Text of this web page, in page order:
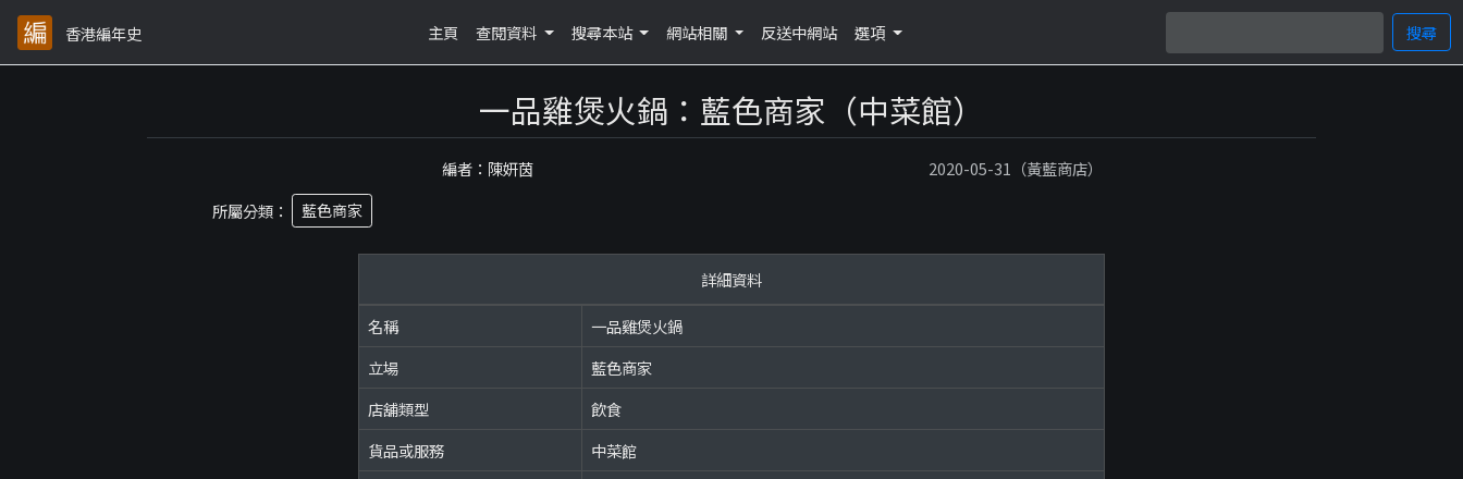
香港編年史 主頁 查閱資料 搜尋本站 網站相關 反送中網站 選項 搜尋
一品雞煲火鍋：藍色商家（中菜館）
編者：陳妍茵
2020-05-31（黃藍商店）
所屬分類：
藍色商家
詳細資料
名稱
一品雞煲火鍋
立場
藍色商家
店舖類型
飲食
貨品或服務
中菜館